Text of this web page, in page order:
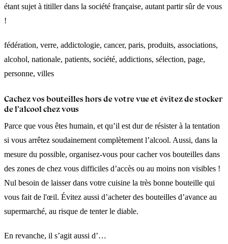
étant sujet à titiller dans la société française, autant partir sûr de vous
!
fédération, verre, addictologie, cancer, paris, produits, associations,
alcohol, nationale, patients, société, addictions, sélection, page,
personne, villes
Cachez vos bouteilles hors de votre vue et évitez de stocker
de l’alcool chez vous
Parce que vous êtes humain, et qu’il est dur de résister à la tentation
si vous arrêtez soudainement complètement l’alcool. Aussi, dans la
mesure du possible, organisez-vous pour cacher vos bouteilles dans
des zones de chez vous difficiles d’accès ou au moins non visibles !
Nul besoin de laisser dans votre cuisine la très bonne bouteille qui
vous fait de l'œil. Évitez aussi d’acheter des bouteilles d’avance au
supermarché, au risque de tenter le diable.
En revanche, il s’agit aussi d’…